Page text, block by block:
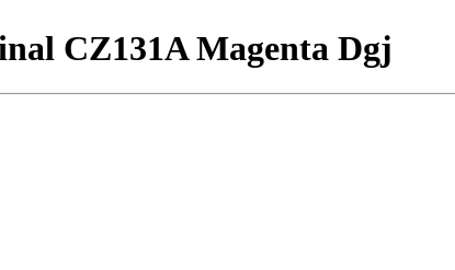
CZ131A Magenta Dgj